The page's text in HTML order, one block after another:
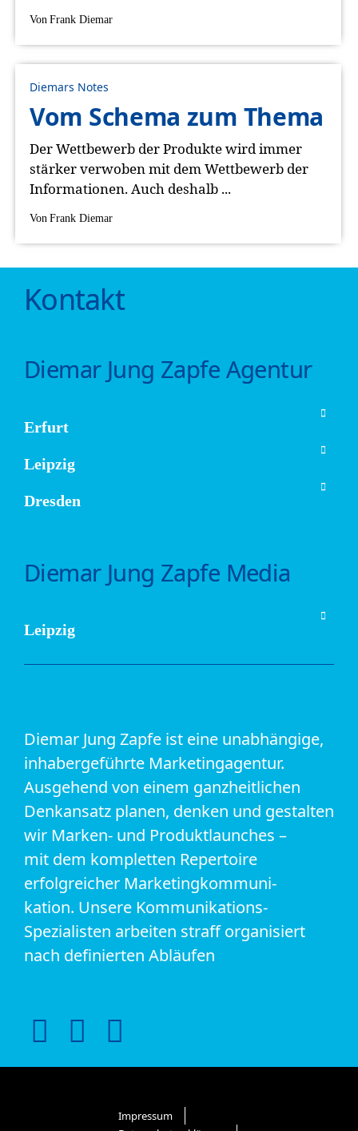
Von Frank Diemar
Diemars Notes
Vom Schema zum Thema
Der Wettbewerb der Produkte wird immer
stärker verwoben mit dem Wettbewerb der
Informationen. Auch deshalb ...
Von Frank Diemar
Kontakt
Diemar Jung Zapfe Agentur
Erfurt
Leipzig
Dresden
Diemar Jung Zapfe Media
Leipzig
Diemar Jung Zapfe ist eine unabhängige,
inhabergeführte Marketingagentur.
Ausgehend von einem ganzheitlichen
Denkansatz planen, denken und gestalten
wir Marken- und Produktlaunches –
mit dem kompletten Repertoire
erfolgreicher Marketingkommuni-
kation. Unsere Kommunikations-
Spezialisten arbeiten straff organisiert
nach definierten Abläufen
Impressum